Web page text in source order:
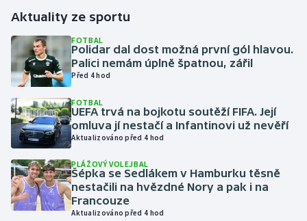
Golf
Gymnastika
Házená
Jezdectví
Judo
Krasobruslení
Aktuality ze sportu
FOTBAL
Polidar dal dost možná první gól hlavou.
Palici nemám úplně špatnou, zářil
Před 4 hod
FOTBAL
UEFA trvá na bojkotu soutěží FIFA. Její
omluva jí nestačí a Infantinovi už nevěří
Aktualizováno před 4 hod
PLÁŽOVÝ VOLEJBAL
Šépka se Sedlákem v Hamburku těsně
nestačili na hvězdné Nory a pak i na
Francouze
Aktualizováno před 4 hod